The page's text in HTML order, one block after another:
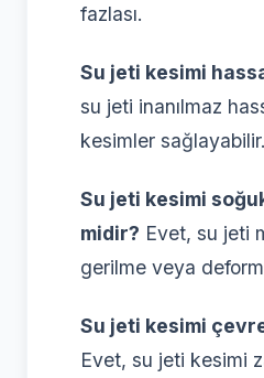
fazlası.
Su jeti kesimi
su jeti inanılmaz
kesimler sağlayabilir.
Su jeti kesimi
midir? Evet, su jeti
gerilme veya
Su jeti kesimi
Evet, su jeti kesimi